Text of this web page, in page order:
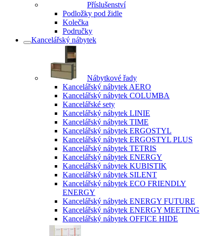
Příslušenství
Podložky pod židle
Kolečka
Područky
Kancelářský nábytek
Nábytkové řady
Kancelářský nábytek AERO
Kancelářský nábytek COLUMBA
Kancelářské sety
Kancelářský nábytek LINIE
Kancelářský nábytek TIME
Kancelářský nábytek ERGOSTYL
Kancelářský nábytek ERGOSTYL PLUS
Kancelářský nábytek TETRIS
Kancelářský nábytek ENERGY
Kancelářský nábytek KUBISTIK
Kancelářský nábytek SILENT
Kancelářský nábytek ECO FRIENDLY
ENERGY
Kancelářský nábytek ENERGY FUTURE
Kancelářský nábytek ENERGY MEETING
Kancelářský nábytek OFFICE HIDE